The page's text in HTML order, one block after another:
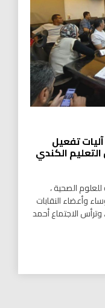
تفعيل
الكندي
الصحية ،
وأعضاء النقابات
الاجتماع أحمد